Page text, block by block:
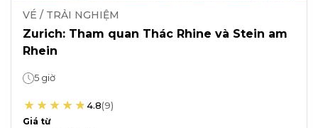
VÉ / TRẢI NGHIỆM
Zurich: Tham quan Thác Rhine và Stein am
Rhein
5 giờ
4.8(9)
Giá từ